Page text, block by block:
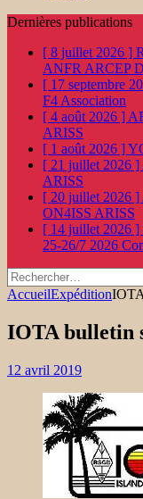
Dernières publications
[ 8 juillet 2026 ]
ANFR ARCEP
[ 17 septembre
F4 Association
[ 4 août 2026 ]
ARISS
[ 1 août 2026 ]
[ 21 juillet 2026 ]
ARISS
[ 20 juillet 2026 ]
ON4ISS ARISS
[ 14 juillet 2026 ]
25-26/7 2026
Rechercher :
AccueilExpédition
IOTA bulletin
12 avril 2019